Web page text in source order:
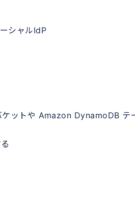
シャルIdP
トや Amazon DynamoDB テ